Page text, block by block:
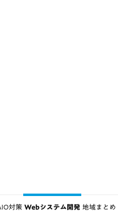
対策 Webシステム開発 地域まとめ